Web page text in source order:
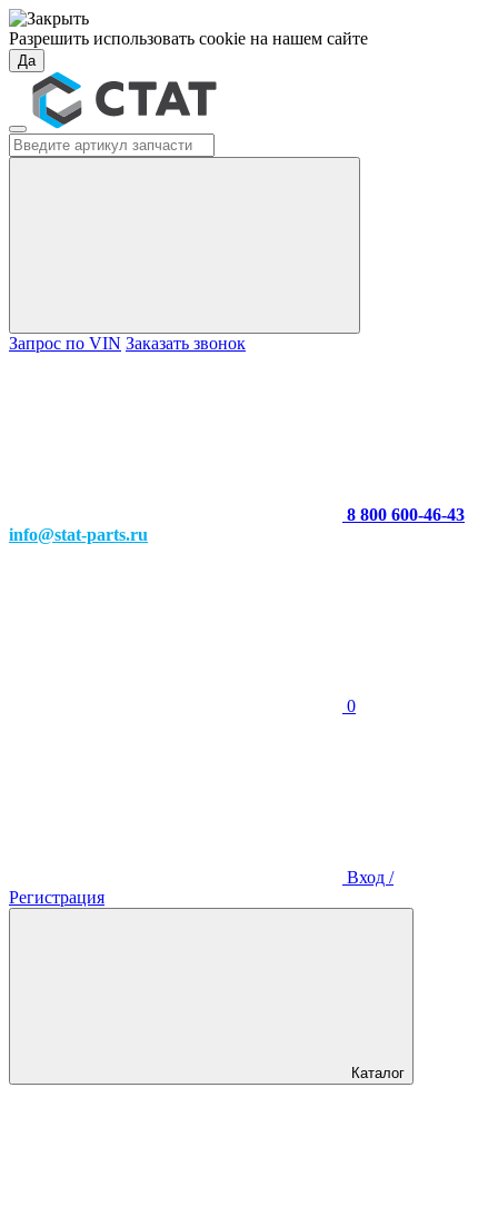
Разрешить использовать cookie на нашем сайте
Да
Запрос по VIN Заказать звонок
8 800 600-46-43
info@stat-parts.ru
0
Вход /
Регистрация
Каталог